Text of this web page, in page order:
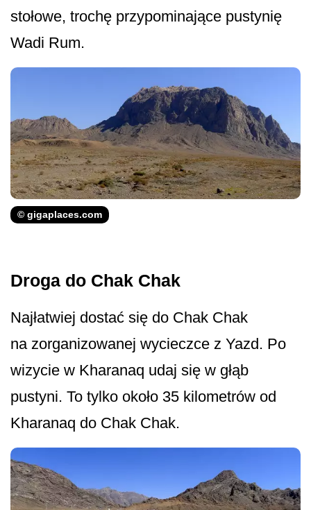
stołowe, trochę przypominające pustynię
Wadi Rum.
© gigaplaces.com
Droga do Chak Chak
Najłatwiej dostać się do Chak Chak
na zorganizowanej wycieczce z Yazd. Po
wizycie w Kharanaq udaj się w głąb
pustyni. To tylko około 35 kilometrów od
Kharanaq do Chak Chak.